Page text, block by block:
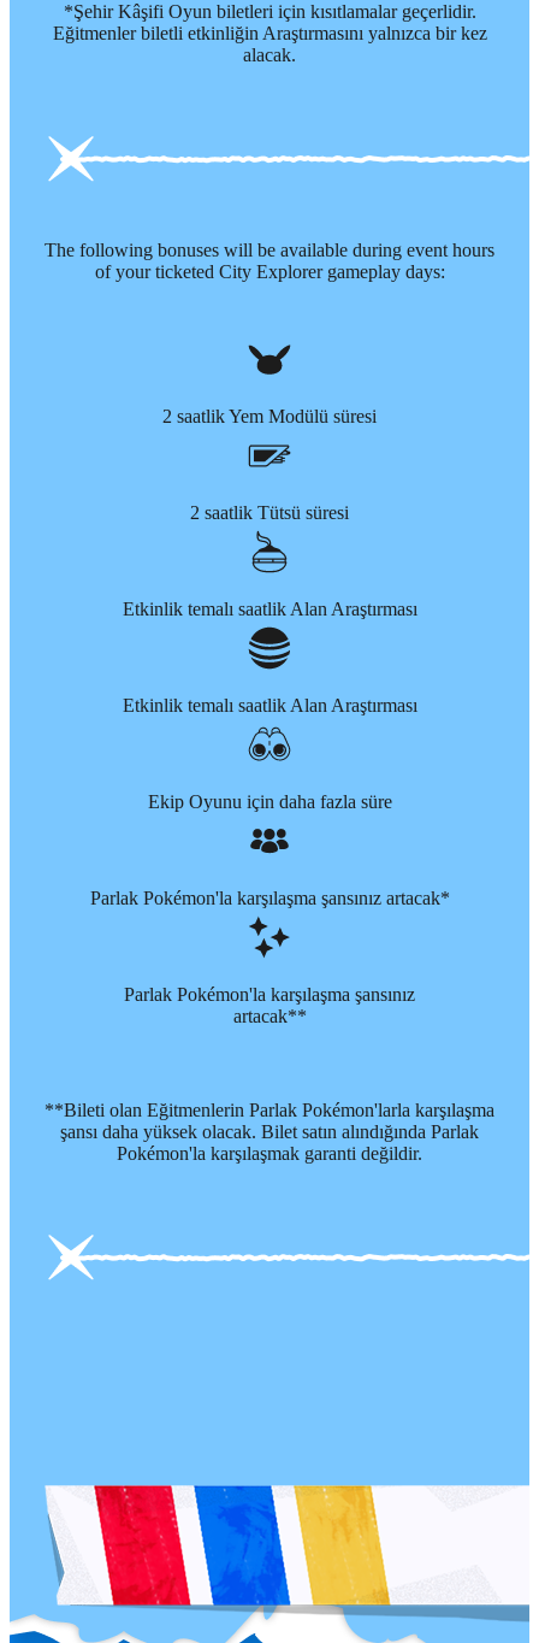
*Şehir Kâşifi Oyun biletleri için kısıtlamalar geçerlidir.
Eğitmenler biletli etkinliğin Araştırmasını yalnızca bir kez
alacak.
The following bonuses will be available during event hours
of your ticketed City Explorer gameplay days:
2 saatlik Yem Modülü süresi
2 saatlik Tütsü süresi
Etkinlik temalı saatlik Alan Araştırması
Etkinlik temalı saatlik Alan Araştırması
Ekip Oyunu için daha fazla süre
Parlak Pokémon'la karşılaşma şansınız artacak*
Parlak Pokémon'la karşılaşma şansınız
artacak**
**Bileti olan Eğitmenlerin Parlak Pokémon'larla karşılaşma
şansı daha yüksek olacak. Bilet satın alındığında Parlak
Pokémon'la karşılaşmak garanti değildir.